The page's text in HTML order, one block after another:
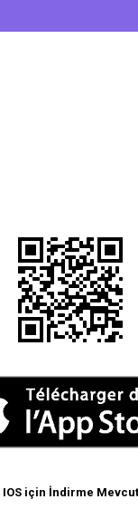
IOS için İndirme Mevcut